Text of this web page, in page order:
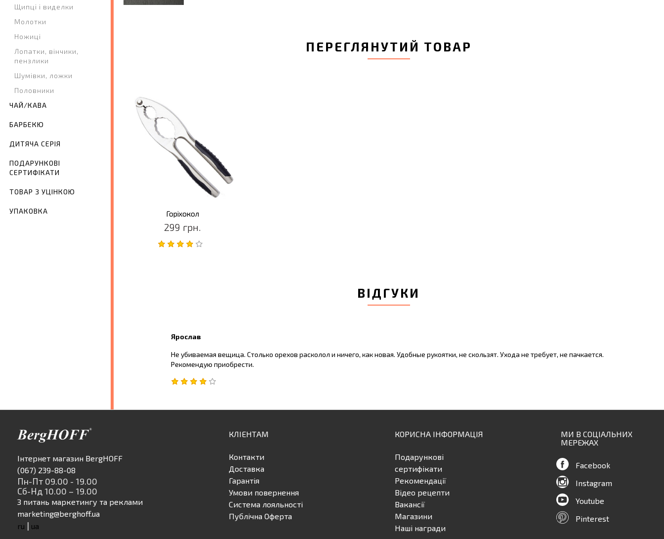
Щипці і виделки
Молотки
Ножиці
Лопатки, вінчики,
пензлики
Шумівки, ложки
Половники
ЧАЙ/КАВА
БАРБЕКЮ
ДИТЯЧА СЕРІЯ
ПОДАРУНКОВІ
СЕРТИФІКАТИ
ТОВАР З УЦІНКОЮ
УПАКОВКА
ПЕРЕГЛЯНУТИЙ ТОВАР
Горіхокол
299 грн.
ВІДГУКИ
Ярослав
Не убиваемая вещица. Столько орехов расколол и ничего, как новая. Удобные рукоятки, не скользят. Ухода не требует, не пачкается.
Рекомендую приобрести.
Інтернет магазин BergHOFF
(067) 239-88-08
Пн-Пт 09.00 - 19.00
Сб-Нд 10.00 – 19.00
З питань маркетингу та реклами
marketing@berghoff.ua
ru | ua
КЛІЕНТАМ
Контакти
Доставка
Гарантія
Умови повернення
Система лояльності
Публічна Оферта
КОРИСНА ІНФОРМАЦІЯ
Подарункові
сертифікати
Рекомендації
Відео рецепти
Вакансії
Магазини
Наші награди
МИ В СОЦІАЛЬНИХ
МЕРЕЖАХ
Facebook
Instagram
Youtube
Pinterest